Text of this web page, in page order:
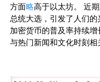
方面略高于以太坊。
近
总统大选，引发了人们的
加密货币的普及率持续
与热门新闻和文化时刻相